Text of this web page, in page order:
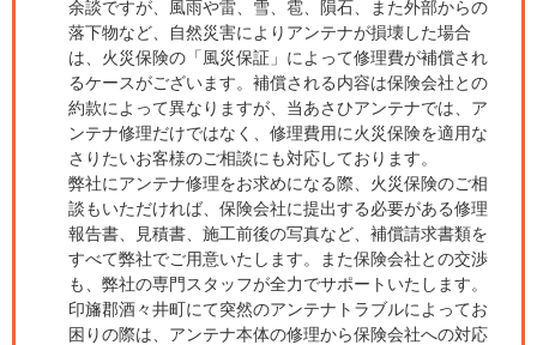
余談ですが、風雨や雷、雪、雹、隕石、また外部からの
落下物など、自然災害によりアンテナが損壊した場合
は、火災保険の「風災保証」によって修理費が補償され
るケースがございます。補償される内容は保険会社との
約款によって異なりますが、当あさひアンテナでは、ア
ンテナ修理だけではなく、修理費用に火災保険を適用な
さりたいお客様のご相談にも対応しております。
弊社にアンテナ修理をお求めになる際、火災保険のご相
談もいただければ、保険会社に提出する必要がある修理
報告書、見積書、施工前後の写真など、補償請求書類を
すべて弊社でご用意いたします。また保険会社との交渉
も、弊社の専門スタッフが全力でサポートいたします。
印旛郡酒々井町にて突然のアンテナトラブルによってお
困りの際は、アンテナ本体の修理から保険会社への対応